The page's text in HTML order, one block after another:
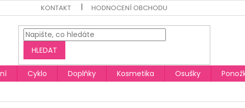
KONTAKT HODNOCENÍ OBCHODU
HLEDAT
Cyklo Doplňky Kosmetika Osušky